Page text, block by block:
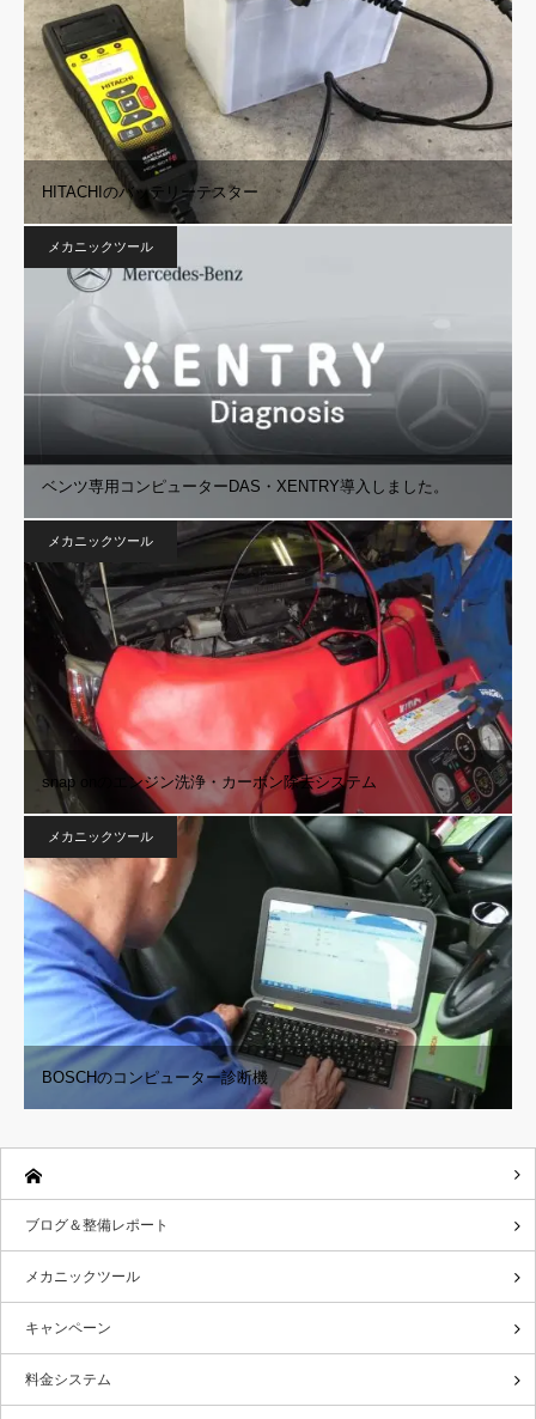
HITACHIのバッテリーテスター
メカニックツール
ベンツ専用コンピューターDAS・XENTRY導入しました。
メカニックツール
snap onのエンジン洗浄・カーボン除去システム
メカニックツール
BOSCHのコンピューター診断機
ブログ＆整備レポート
メカニックツール
キャンペーン
料金システム